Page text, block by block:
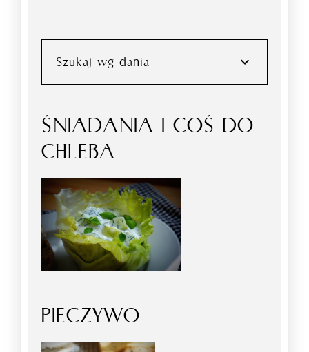
Szukaj wg dania
ŚNIADANIA I COŚ DO
CHLEBA
PIECZYWO